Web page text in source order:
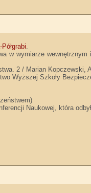
.
w wymiarze
2 / Marian Kopczewski,
Wyższej Szkoły
Naukowej, która